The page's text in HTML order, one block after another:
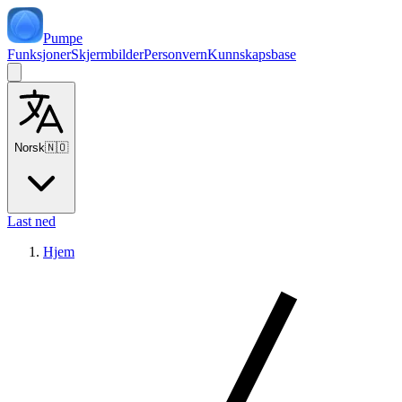
Pumpe
FunksjonerSkjermbilderPersonvernKunnskapsbase
Norsk🇳🇴
Last ned
Hjem